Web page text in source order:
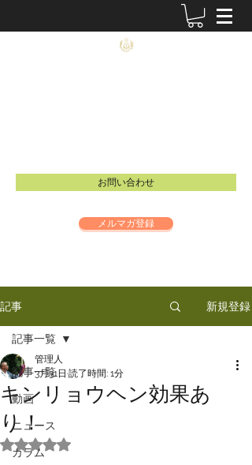
お問い合わせ
メルマガ登録
記事 新規登録
記事一覧
動画
ニュース
カラム
記事一覧
キンリョウヘン効果あ
り！
管理人
3月31日 読了時間: 1分
5つ星のうちNaNと評価されています。